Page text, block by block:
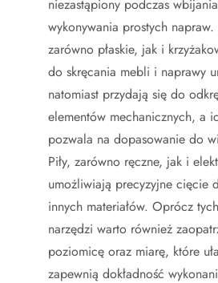
niezastąpiony podczas
wykonywania prostych napraw.
zarówno płaskie, jak i
do skręcania mebli i naprawy
natomiast przydają się do
elementów mechanicznych, a
pozwala na dopasowanie do
Piły, zarówno ręczne, jak i
umożliwiają precyzyjne cięcie
innych materiałów. Oprócz
narzędzi warto również
poziomicę oraz miarę, które
zapewnią dokładność